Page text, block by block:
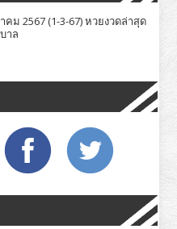
ม 2567 (1-3-67) หวยงวดล่าสุด
าล